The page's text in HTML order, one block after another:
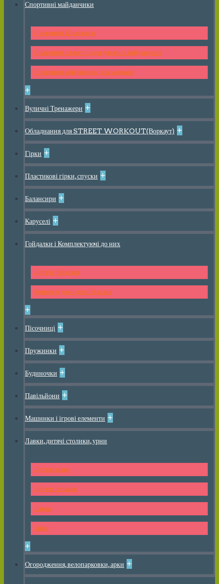
Спортивні майданчики
Спортивні Комплекси
Спортивні елементи для дитячих майданчиків
Спортивні майданчики для малюків
+
Вуличні Тренажери +
Обладнання для STREET WORKOUT(Воркаут) +
Гірки +
Пластикові гірки, спуски +
Балансири +
Каруселі +
Гойдалки і Комплектуючі до них
Дитячі гойдалки
Комплектуючі для гойдалок
+
Пісочниці +
Пружинки +
Будиночки +
Павільйони +
Машинки і ігрові елементи +
Лавки, дитячі столики, урни
Дитячі лавки
Дитячі столики
Лавки
Урни
+
Огородження, велопарковки, арки +